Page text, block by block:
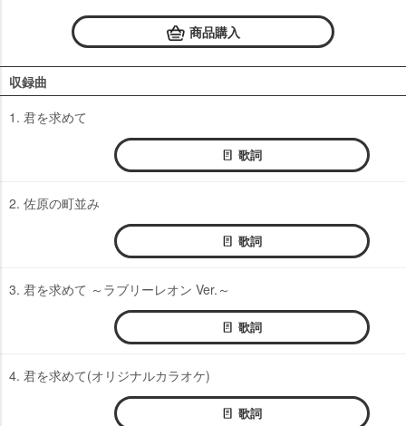
商品購入
収録曲
1. 君を求めて
歌詞
2. 佐原の町並み
歌詞
3. 君を求めて ～ラブリーレオン Ver.～
歌詞
4. 君を求めて(オリジナルカラオケ)
歌詞